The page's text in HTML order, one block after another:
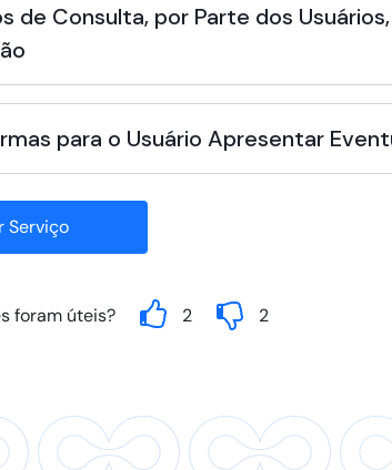
de Consulta, por Parte dos
para o Usuário Apresentar
Serviço
foram úteis? 2 2